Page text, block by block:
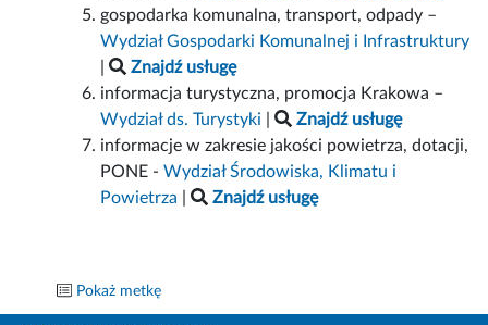
gospodarka komunalna, transport, odpady –
Wydział Gospodarki Komunalnej i Infrastruktury
|
Znajdź usługę
informacja turystyczna, promocja Krakowa –
Wydział ds. Turystyki |
Znajdź usługę
informacje w zakresie jakości powietrza, dotacji,
PONE -Wydział Środowiska, Klimatu i
Powietrza | Znajdź usługę
Pokaż metkę